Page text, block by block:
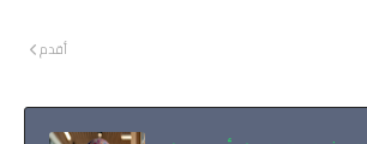
أقدم